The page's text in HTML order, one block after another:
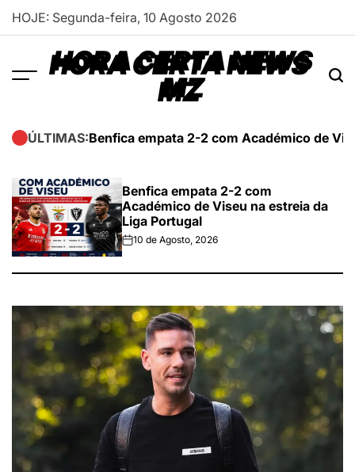
Skip
HOJE: Segunda-feira, 10 Agosto 2026
HORA CERTA NEWS
MZ
ÚLTIMAS:Benfica empata 2-2 com Académico de
Benfica empata 2-2 com
Académico de Viseu na estreia da
Liga Portugal
on10 de Agosto, 2026